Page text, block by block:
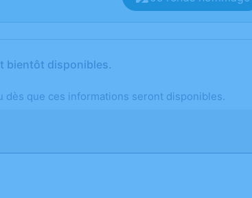
bientôt disponibles.
que ces informations seront disponibles.